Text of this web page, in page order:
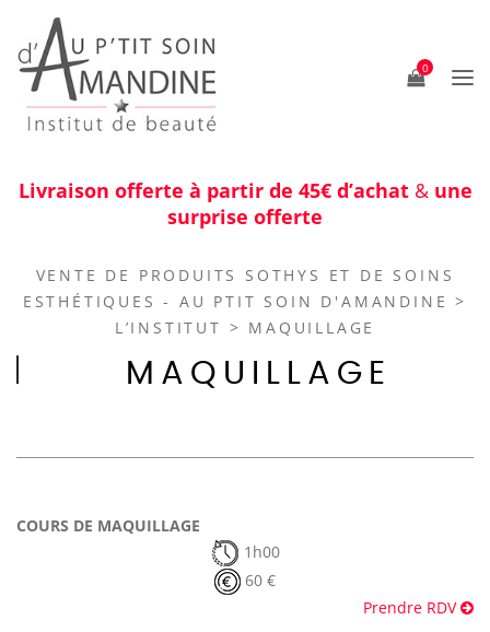
0
Livraison offerte à partir de 45€ d’achat & une
surprise offerte
VENTE DE PRODUITS SOTHYS ET DE SOINS
ESTHÉTIQUES - AU PTIT SOIN D'AMANDINE >
L’INSTITUT > MAQUILLAGE
MAQUILLAGE
COURS DE MAQUILLAGE
1h00
60 €
Prendre RDV